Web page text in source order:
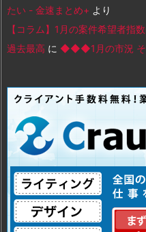
たい - 金速まとめ+ より
【コラム】1月の案件希望者指
過去最高 に ◆◆◆1月の市況